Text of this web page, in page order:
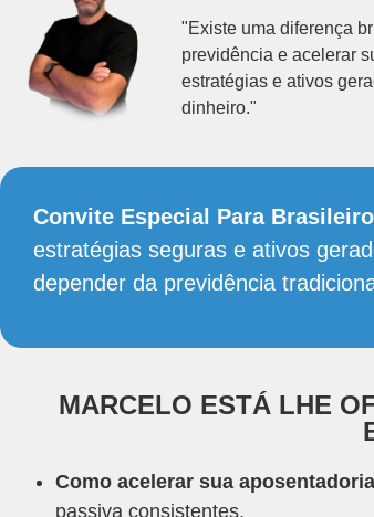
"Existe uma diferença
previdência e acelerar
estratégias e ativos
dinheiro."
Convite Especial Para
estratégias seguras e ativos
depender da previdência
MARCELO ESTÁ LHE
Como acelerar sua aposentadoria
passiva consistentes.